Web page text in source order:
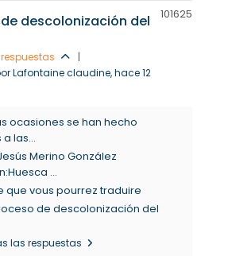
descolonización del
|
Lafontaine claudine, hace 12
101625
ocasiones se han hecho
las...
Merino González
...
que vous pourrez traduire
de descolonización del
las respuestas